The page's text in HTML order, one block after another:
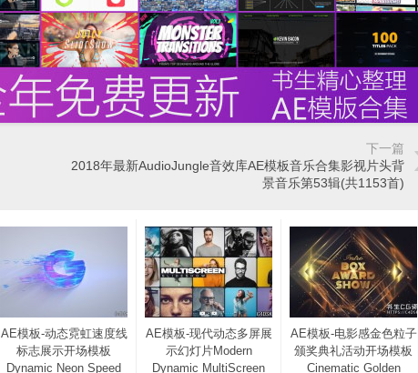
下一篇
2018年最新AudioJungle音效库AE模板音乐合集影视片头背
景音乐第53辑(共1153首)
AE模板-动态霓虹速度线
标志展示开场模板
Dynamic Neon Speed
AE模板-现代动态多屏展
示幻灯片Modern
Dynamic MultiScreen
AE模板-电影感金色粒子
颁奖典礼活动开场模板
Cinematic Golden